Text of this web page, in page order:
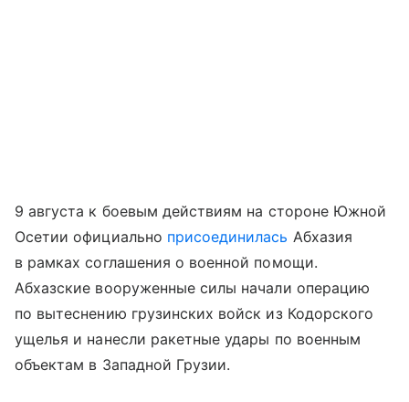
9 августа к боевым действиям на стороне Южной
Осетии официально присоединилась Абхазия
в рамках соглашения о военной помощи.
Абхазские вооруженные силы начали операцию
по вытеснению грузинских войск из Кодорского
ущелья и нанесли ракетные удары по военным
объектам в Западной Грузии.